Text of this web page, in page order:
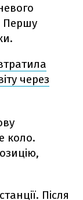
Першу
через
коло.
Після